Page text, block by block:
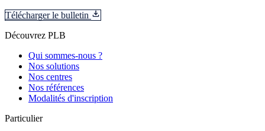
Télécharger le bulletin
Découvrez PLB
Qui sommes-nous ?
Nos solutions
Nos centres
Nos références
Modalités d'inscription
Particulier